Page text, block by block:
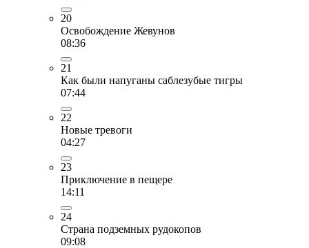
20
Освобождение Жевунов
08:36
21
Как были напуганы саблезубые тигры
07:44
22
Новые тревоги
04:27
23
Приключение в пещере
14:11
24
Страна подземных рудокопов
09:08